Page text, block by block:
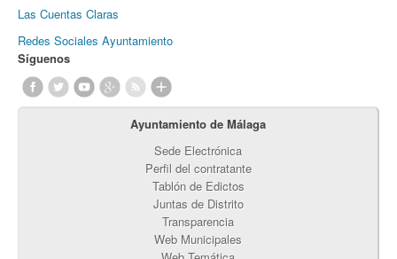
Las Cuentas Claras
Redes Sociales Ayuntamiento
Síguenos
Ayuntamiento de Málaga
Sede Electrónica
Perfil del contratante
Tablón de Edictos
Juntas de Distrito
Transparencia
Web Municipales